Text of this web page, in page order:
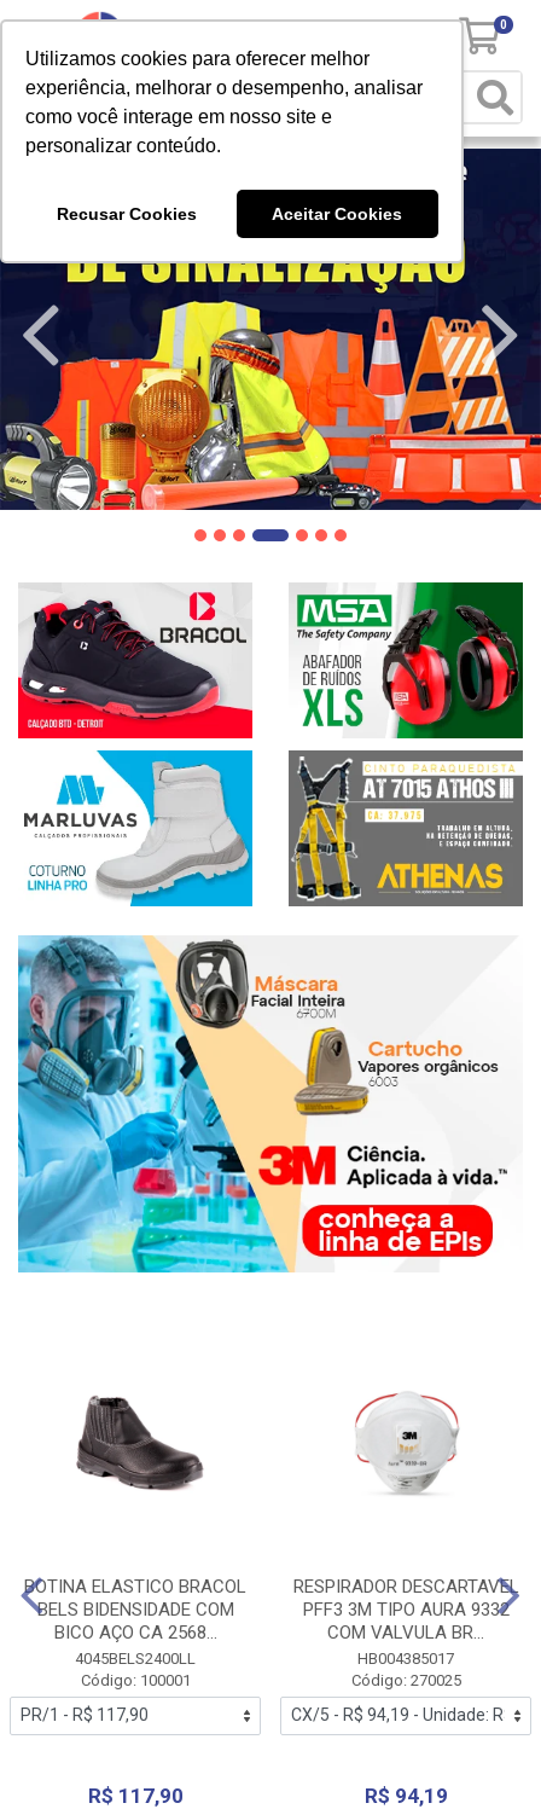
Utilizamos cookies para oferecer melhor
experiência, melhorar o desempenho, analisar
como você interage em nosso site e
personalizar conteúdo.
Recusar Cookies Aceitar Cookies
0
BOTINA ELASTICO BRACOL
BELS BIDENSIDADE COM
BICO AÇO CA 2568...
4045BELS2400LL
Código: 100001
R$ 117,90
RESPIRADOR DESCARTAVEL
PFF3 3M TIPO AURA 9332
COM VALVULA BR...
HB004385017
Código: 270025
R$ 94,19